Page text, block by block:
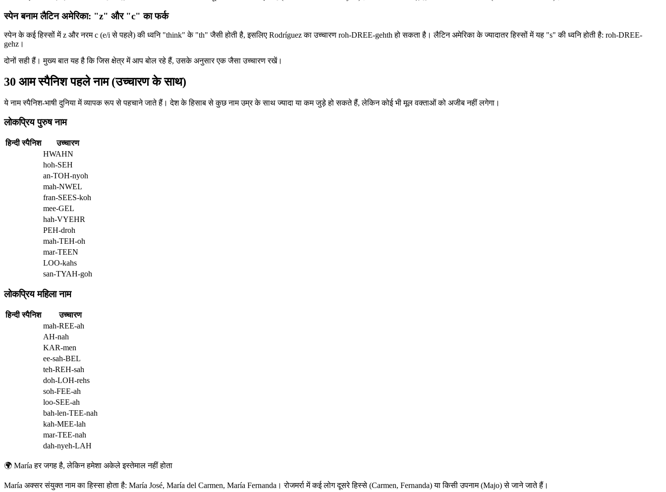
स्पेन बनाम लैटिन अमेरिका: "z" और "c" का फर्क
स्पेन के कई हिस्सों में z और नरम c (e/i से पहले) की ध्वनि "think" के "th" जैसी होती है, इसलिए Rodríguez का उच्चारण roh-DREE-gehth हो सकता है। लैटिन अमेरिका के ज्यादातर हिस्सों में यह "s" की ध्वनि होती है: roh-DREE-
gehz।
दोनों सही हैं। मुख्य बात यह है कि जिस क्षेत्र में आप बोल रहे हैं, उसके अनुसार एक जैसा उच्चारण रखें।
30 आम स्पैनिश पहले नाम (उच्चारण के साथ)
ये नाम स्पैनिश-भाषी दुनिया में व्यापक रूप से पहचाने जाते हैं। देश के हिसाब से कुछ नाम उम्र के साथ ज्यादा या कम जुड़े हो सकते हैं, लेकिन कोई भी मूल वक्ताओं को अजीब नहीं लगेगा।
लोकप्रिय पुरुष नाम
हिन्दी स्पैनिश
उच्चारण
HWAHN
hoh-SEH
an-TOH-nyoh
mah-NWEL
fran-SEES-koh
mee-GEL
hah-VYEHR
PEH-droh
mah-TEH-oh
mar-TEEN
LOO-kahs
san-TYAH-goh
लोकप्रिय महिला नाम
हिन्दी स्पैनिश
उच्चारण
mah-REE-ah
AH-nah
KAR-men
ee-sah-BEL
teh-REH-sah
doh-LOH-rehs
soh-FEE-ah
loo-SEE-ah
bah-len-TEE-nah
kah-MEE-lah
mar-TEE-nah
dah-nyeh-LAH
🌍 María हर जगह है, लेकिन हमेशा अकेले इस्तेमाल नहीं होता
María अक्सर संयुक्त नाम का हिस्सा होता है: María José, María del Carmen, María Fernanda। रोजमर्रा में कई लोग दूसरे हिस्से (Carmen, Fernanda) या किसी उपनाम (Majo) से जाने जाते हैं।